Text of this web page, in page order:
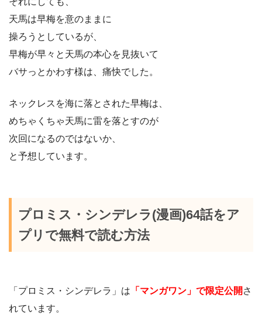
天馬は早梅を意のままに
操ろうとしているが、
早梅が早々と天馬の本心を見抜いて
バサっとかわす様は、痛快でした。
ネックレスを海に落とされた早梅は、
めちゃくちゃ天馬に雷を落とすのが
次回になるのではないか、
と予想しています。
プロミス・シンデレラ(漫画)64話をア
プリで無料で読む方法
「プロミス・シンデレラ」は 「マンガワン」で限定公開 さ
れています。